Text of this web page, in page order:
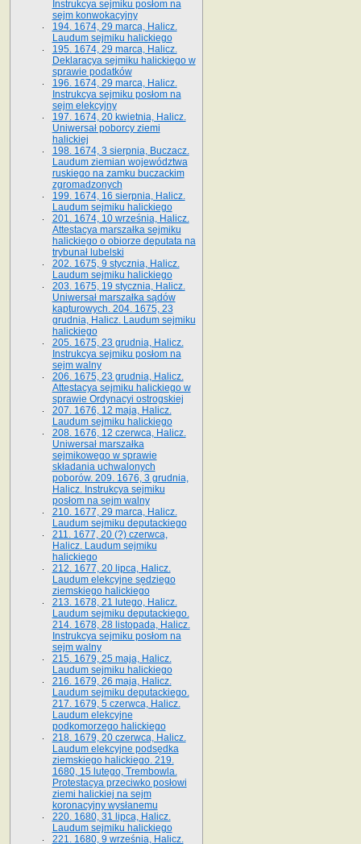
Instrukcya sejmiku posłom na
sejm konwokacyjny
194. 1674, 29 marca, Halicz.
Laudum sejmiku halickiego
195. 1674, 29 marca, Halicz.
Deklaracya sejmiku halickiego w
sprawie podatków
196. 1674, 29 marca, Halicz.
Instrukcya sejmiku posłom na
sejm elekcyjny
197. 1674, 20 kwietnia, Halicz.
Uniwersał poborcy ziemi
halickiej
198. 1674, 3 sierpnia, Buczacz.
Laudum ziemian województwa
ruskiego na zamku buczackim
zgromadzonych
199. 1674, 16 sierpnia, Halicz.
Laudum sejmiku halickiego
201. 1674, 10 września, Halicz.
Attestacya marszałka sejmiku
halickiego o obiorze deputata na
trybunał lubelski
202. 1675, 9 stycznia, Halicz.
Laudum sejmiku halickiego
203. 1675, 19 stycznia, Halicz.
Uniwersał marszałka sądów
kapturowych. 204. 1675, 23
grudnia, Halicz. Laudum sejmiku
halickiego
205. 1675, 23 grudnia, Halicz.
Instrukcya sejmiku posłom na
sejm walny
206. 1675, 23 grudnia, Halicz.
Attestacya sejmiku halickiego w
sprawie Ordynacyi ostrogskiej
207. 1676, 12 maja, Halicz.
Laudum sejmiku halickiego
208. 1676, 12 czerwca, Halicz.
Uniwersał marszałka
sejmikowego w sprawie
składania uchwalonych
poborów. 209. 1676, 3 grudnia,
Halicz. Instrukcya sejmiku
posłom na sejm walny
210. 1677, 29 marca, Halicz.
Laudum sejmiku deputackiego
211. 1677, 20 (?) czerwca,
Halicz. Laudum sejmiku
halickiego
212. 1677, 20 lipca, Halicz.
Laudum elekcyjne sędziego
ziemskiego halickiego
213. 1678, 21 lutego, Halicz.
Laudum sejmiku deputackiego.
214. 1678, 28 listopada, Halicz.
Instrukcya sejmiku posłom na
sejm walny
215. 1679, 25 maja, Halicz.
Laudum sejmiku halickiego
216. 1679, 26 maja, Halicz.
Laudum sejmiku deputackiego.
217. 1679, 5 czerwca, Halicz.
Laudum elekcyjne
podkomorzego halickiego
218. 1679, 20 czerwca, Halicz.
Laudum elekcyjne podsędka
ziemskiego halickiego. 219.
1680, 15 lutego, Trembowla.
Protestacya przeciwko posłowi
ziemi halickiej na sejm
koronacyjny wysłanemu
220. 1680, 31 lipca, Halicz.
Laudum sejmiku halickiego
221. 1680, 9 września, Halicz.